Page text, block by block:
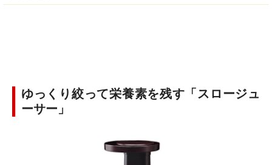
ゆっくり絞って栄養素を残す「スロージュ
ーサー」